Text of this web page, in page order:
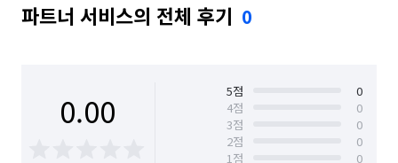
파트너 서비스의 전체 후기 0
0.00 5점
0
4점
0
3점
0
2점
0
1점
0